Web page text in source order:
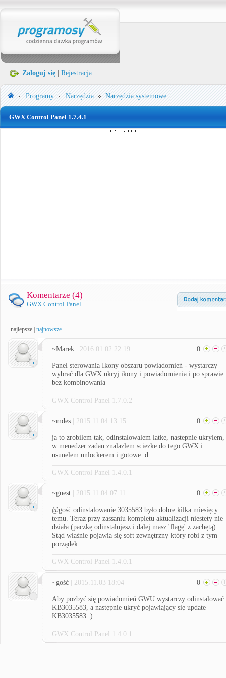
Zaloguj się Rejestracja
Programy Narzędzia Narzędzia systemowe
GWX Control Panel 1.7.4.1
Komentarze (4)
GWX Control Panel
najlepsze najnowsze
~Marek | 2016.01.02 22:19 0
Panel sterowania Ikony obszaru powiadomień - wystarczy
wybrać dla GWX ukryj ikony i powiadomienia i po sprawie
bez kombinowania
GWX Control Panel 1.7.0.2
~mdes | 2015.11.04 13:15 0
ja to zrobilem tak, odinstalowalem latke, nastepnie ukrylem,
w menedzer zadan znalazlem sciezke do tego GWX i
usunelem unlockerem i gotowe :d
GWX Control Panel 1.4.0.1
~guest | 2015.11.04 07:11 0
@gość odinstalowanie 3035583 było dobre kilka miesięcy
temu. Teraz przy zassaniu kompletu aktualizacji niestety nie
działa (paczkę odinstalujesz i dalej masz 'flagę' z zachętą).
Stąd właśnie pojawia się soft zewnętrzny który robi z tym
porządek.
GWX Control Panel 1.4.0.1
~gość | 2015.11.03 18:04 0
Aby pozbyć się powiadomień GWU wystarczy odinstalować
KB3035583, a następnie ukryć pojawiający się update
KB3035583 :)
GWX Control Panel 1.4.0.1